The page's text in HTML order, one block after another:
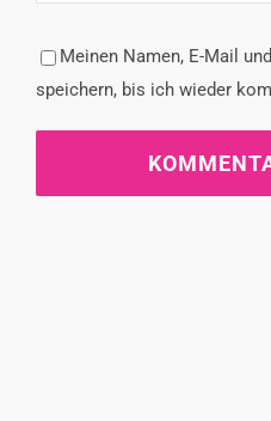
Meinen Namen, E-Mail
speichern, bis ich wieder